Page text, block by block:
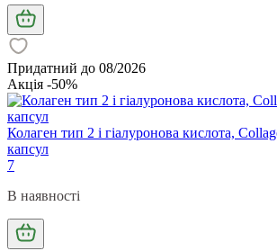
Придатний до 08/2026
Акція -50%
Колаген тип 2 і гіалуронова кислота,
капсул
7
В наявності